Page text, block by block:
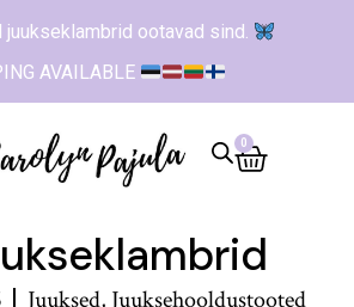
ootavad sind.
AVAILABLE
0
Juuksed, Juuksehooldustooted